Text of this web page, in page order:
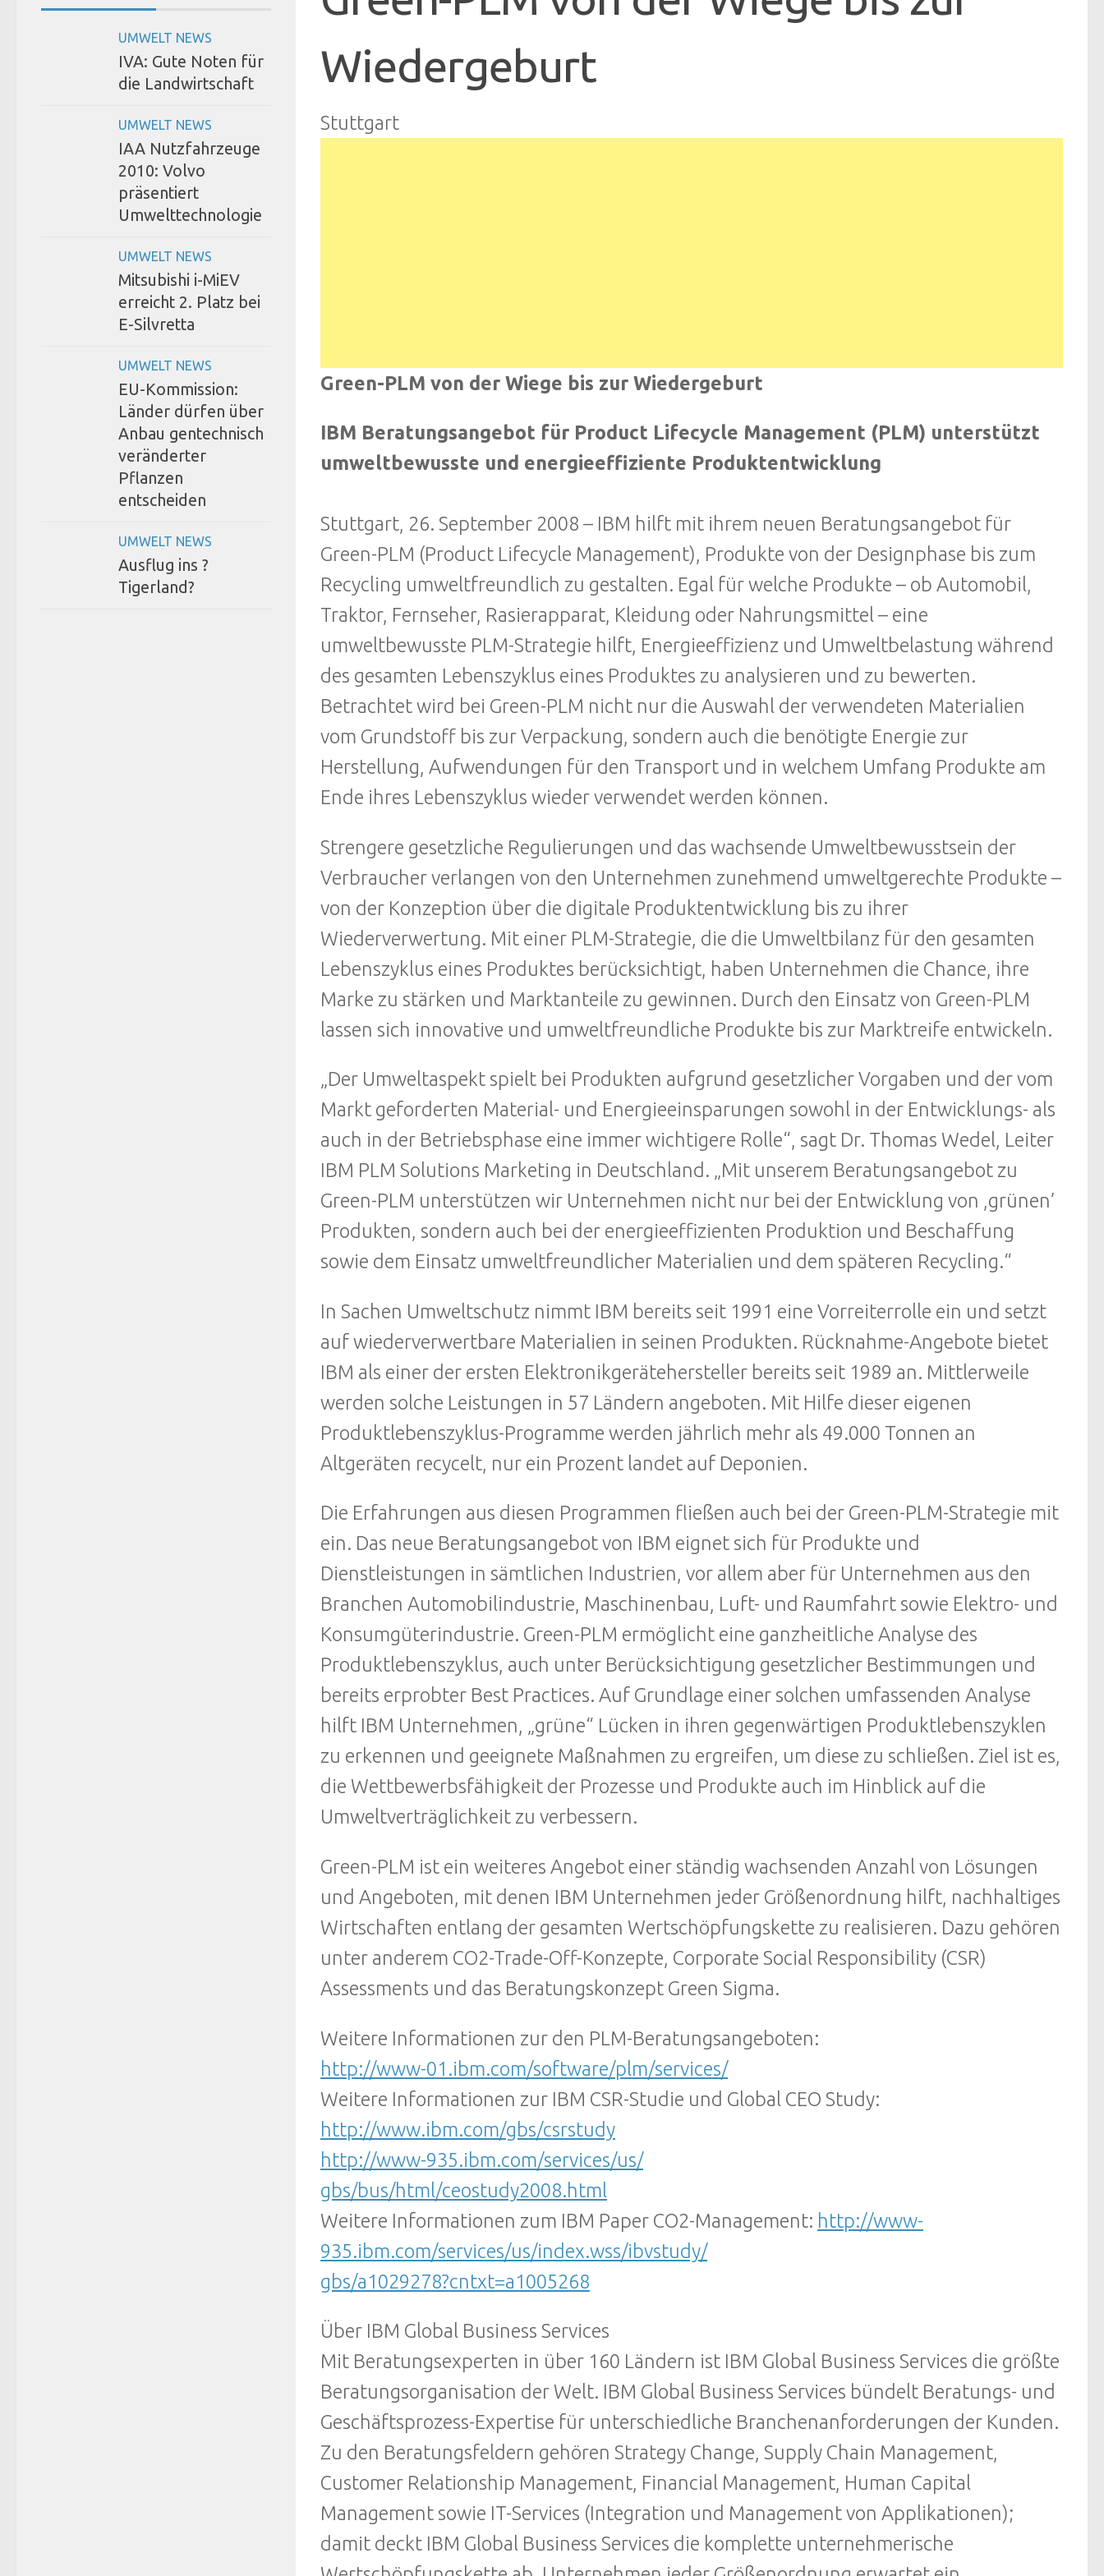
Wiedergeburt
Stuttgart
Green-PLM von der Wiege bis zur Wiedergeburt
IBM Beratungsangebot für Product Lifecycle Management (PLM) unterstützt
umweltbewusste und energieeffiziente Produktentwicklung
Stuttgart, 26. September 2008 – IBM hilft mit ihrem neuen Beratungsangebot für
Green-PLM (Product Lifecycle Management), Produkte von der Designphase bis zum
Recycling umweltfreundlich zu gestalten. Egal für welche Produkte – ob Automobil,
Traktor, Fernseher, Rasierapparat, Kleidung oder Nahrungsmittel – eine
umweltbewusste PLM-Strategie hilft, Energieeffizienz und Umweltbelastung während
des gesamten Lebenszyklus eines Produktes zu analysieren und zu bewerten.
Betrachtet wird bei Green-PLM nicht nur die Auswahl der verwendeten Materialien
vom Grundstoff bis zur Verpackung, sondern auch die benötigte Energie zur
Herstellung, Aufwendungen für den Transport und in welchem Umfang Produkte am
Ende ihres Lebenszyklus wieder verwendet werden können.
Strengere gesetzliche Regulierungen und das wachsende Umweltbewusstsein der
Verbraucher verlangen von den Unternehmen zunehmend umweltgerechte Produkte –
von der Konzeption über die digitale Produktentwicklung bis zu ihrer
Wiederverwertung. Mit einer PLM-Strategie, die die Umweltbilanz für den gesamten
Lebenszyklus eines Produktes berücksichtigt, haben Unternehmen die Chance, ihre
Marke zu stärken und Marktanteile zu gewinnen. Durch den Einsatz von Green-PLM
lassen sich innovative und umweltfreundliche Produkte bis zur Marktreife entwickeln.
„Der Umweltaspekt spielt bei Produkten aufgrund gesetzlicher Vorgaben und der vom
Markt geforderten Material- und Energieeinsparungen sowohl in der Entwicklungs- als
auch in der Betriebsphase eine immer wichtigere Rolle“, sagt Dr. Thomas Wedel, Leiter
IBM PLM Solutions Marketing in Deutschland. „Mit unserem Beratungsangebot zu
Green-PLM unterstützen wir Unternehmen nicht nur bei der Entwicklung von ,grünen’
Produkten, sondern auch bei der energieeffizienten Produktion und Beschaffung
sowie dem Einsatz umweltfreundlicher Materialien und dem späteren Recycling.“
In Sachen Umweltschutz nimmt IBM bereits seit 1991 eine Vorreiterrolle ein und setzt
auf wiederverwertbare Materialien in seinen Produkten. Rücknahme-Angebote bietet
IBM als einer der ersten Elektronikgerätehersteller bereits seit 1989 an. Mittlerweile
werden solche Leistungen in 57 Ländern angeboten. Mit Hilfe dieser eigenen
Produktlebenszyklus-Programme werden jährlich mehr als 49.000 Tonnen an
Altgeräten recycelt, nur ein Prozent landet auf Deponien.
Die Erfahrungen aus diesen Programmen fließen auch bei der Green-PLM-Strategie mit
ein. Das neue Beratungsangebot von IBM eignet sich für Produkte und
Dienstleistungen in sämtlichen Industrien, vor allem aber für Unternehmen aus den
Branchen Automobilindustrie, Maschinenbau, Luft- und Raumfahrt sowie Elektro- und
Konsumgüterindustrie. Green-PLM ermöglicht eine ganzheitliche Analyse des
Produktlebenszyklus, auch unter Berücksichtigung gesetzlicher Bestimmungen und
bereits erprobter Best Practices. Auf Grundlage einer solchen umfassenden Analyse
hilft IBM Unternehmen, „grüne“ Lücken in ihren gegenwärtigen Produktlebenszyklen
zu erkennen und geeignete Maßnahmen zu ergreifen, um diese zu schließen. Ziel ist es,
die Wettbewerbsfähigkeit der Prozesse und Produkte auch im Hinblick auf die
Umweltverträglichkeit zu verbessern.
Green-PLM ist ein weiteres Angebot einer ständig wachsenden Anzahl von Lösungen
und Angeboten, mit denen IBM Unternehmen jeder Größenordnung hilft, nachhaltiges
Wirtschaften entlang der gesamten Wertschöpfungskette zu realisieren. Dazu gehören
unter anderem CO2-Trade-Off-Konzepte, Corporate Social Responsibility (CSR)
Assessments und das Beratungskonzept Green Sigma.
Weitere Informationen zur den PLM-Beratungsangeboten:
http://www-01.ibm.com/software/plm/services/
Weitere Informationen zur IBM CSR-Studie und Global CEO Study:
http://www.ibm.com/gbs/csrstudy
http://www-935.ibm.com/services/us/
gbs/bus/html/ceostudy2008.html
Weitere Informationen zum IBM Paper CO2-Management: http://www-
935.ibm.com/services/us/index.wss/ibvstudy/
gbs/a1029278?cntxt=a1005268
Über IBM Global Business Services
Mit Beratungsexperten in über 160 Ländern ist IBM Global Business Services die größte
Beratungsorganisation der Welt. IBM Global Business Services bündelt Beratungs- und
Geschäftsprozess-Expertise für unterschiedliche Branchenanforderungen der Kunden.
Zu den Beratungsfeldern gehören Strategy Change, Supply Chain Management,
Customer Relationship Management, Financial Management, Human Capital
Management sowie IT-Services (Integration und Management von Applikationen);
damit deckt IBM Global Business Services die komplette unternehmerische
UMWELT NEWS
IVA: Gute Noten für
die Landwirtschaft
UMWELT NEWS
IAA Nutzfahrzeuge
2010: Volvo
präsentiert
Umwelttechnologie
UMWELT NEWS
Mitsubishi i-MiEV
erreicht 2. Platz bei
E-Silvretta
UMWELT NEWS
EU-Kommission:
Länder dürfen über
Anbau gentechnisch
veränderter
Pflanzen
entscheiden
UMWELT NEWS
Ausflug ins ?
Tigerland?